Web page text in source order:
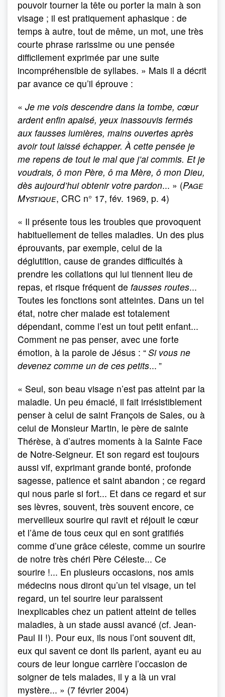
pouvoir tourner la tête ou porter la main à son
visage ; il est pratiquement aphasique : de
temps à autre, tout de même, un mot, une très
courte phrase rarissime ou une pensée
difficilement exprimée par une suite
incompréhensible de syllabes. » Mais il a décrit
par avance ce qu’il éprouve :
« Je me vois descendre dans la tombe, cœur
ardent enfin apaisé, yeux inassouvis fermés
aux fausses lumières, mains ouvertes après
avoir tout laissé échapper. À cette pensée je
me repens de tout le mal que j’ai commis. Et je
voudrais, ô mon Père, ô ma Mère, ô mon Dieu,
dès aujourd’hui obtenir votre pardon... » (Page
Mystique, CRC n° 17, fév. 1969, p. 4)
« Il présente tous les troubles que provoquent
habituellement de telles maladies. Un des plus
éprouvants, par exemple, celui de la
déglutition, cause de grandes difficultés à
prendre les collations qui lui tiennent lieu de
repas, et risque fréquent de fausses routes...
Toutes les fonctions sont atteintes. Dans un tel
état, notre cher malade est totalement
dépendant, comme l’est un tout petit enfant...
Comment ne pas penser, avec une forte
émotion, à la parole de Jésus : “Si vous ne
devenez comme un de ces petits... ”
« Seul, son beau visage n’est pas atteint par la
maladie. Un peu émacié, il fait irrésistiblement
penser à celui de saint François de Sales, ou à
celui de Monsieur Martin, le père de sainte
Thérèse, à d’autres moments à la Sainte Face
de Notre-Seigneur. Et son regard est toujours
aussi vif, exprimant grande bonté, profonde
sagesse, patience et saint abandon ; ce regard
qui nous parle si fort... Et dans ce regard et sur
ses lèvres, souvent, très souvent encore, ce
merveilleux sourire qui ravit et réjouit le cœur
et l’âme de tous ceux qui en sont gratifiés
comme d’une grâce céleste, comme un sourire
de notre très chéri Père Céleste... Ce
sourire !... En plusieurs occasions, nos amis
médecins nous diront qu’un tel visage, un tel
regard, un tel sourire leur paraissent
inexplicables chez un patient atteint de telles
maladies, à un stade aussi avancé (cf. Jean-
Paul II !). Pour eux, ils nous l’ont souvent dit,
eux qui savent ce dont ils parlent, ayant eu au
cours de leur longue carrière l’occasion de
soigner de tels malades, il y a là un vrai
mystère... » (7 février 2004)